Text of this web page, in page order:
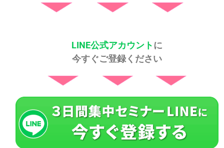
LINE公式アカウントに
今すぐご登録ください